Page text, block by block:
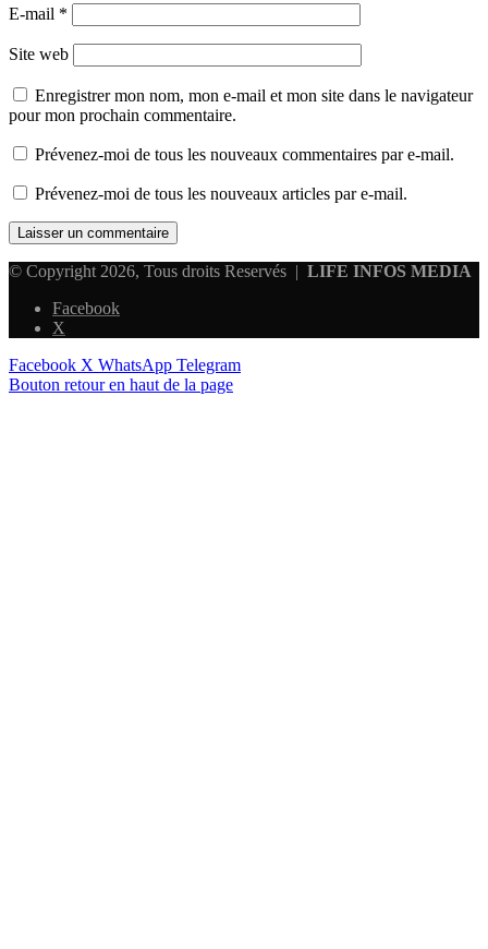
E-mail *
Site web
Enregistrer mon nom, mon e-mail et mon site dans le navigateur
pour mon prochain commentaire.
Prévenez-moi de tous les nouveaux commentaires par e-mail.
Prévenez-moi de tous les nouveaux articles par e-mail.
© Copyright 2026, Tous droits Reservés | LIFE INFOS MEDIA
Facebook
X
Facebook X WhatsApp Telegram
Bouton retour en haut de la page